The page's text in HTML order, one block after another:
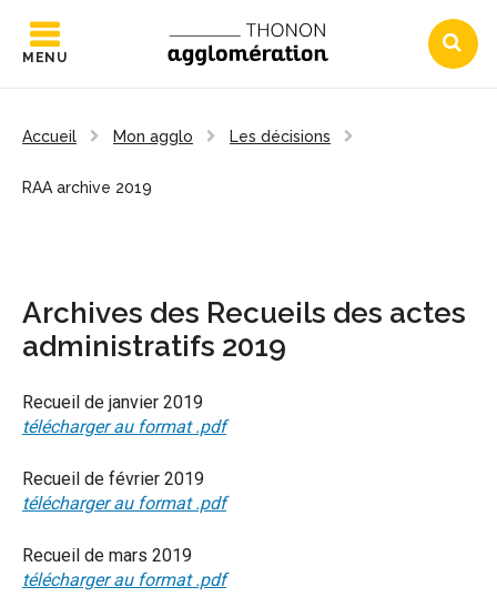
MENU
Accueil Mon agglo Les décisions
RAA archive 2019
Archives des Recueils des actes
administratifs 2019
Recueil de janvier 2019
télécharger au format .pdf
Recueil de février 2019
télécharger au format .pdf
Recueil de mars 2019
télécharger au format .pdf